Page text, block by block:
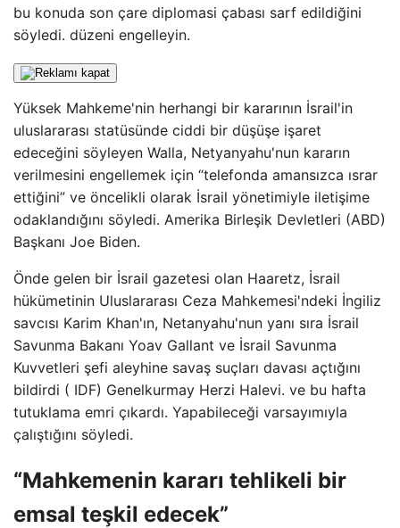
bu konuda son çare diplomasi çabası sarf edildiğini
söyledi. düzeni engelleyin.
Yüksek Mahkeme'nin herhangi bir kararının İsrail'in
uluslararası statüsünde ciddi bir düşüşe işaret
edeceğini söyleyen Walla, Netyanyahu'nun kararın
verilmesini engellemek için “telefonda amansızca ısrar
ettiğini” ve öncelikli olarak İsrail yönetimiyle iletişime
odaklandığını söyledi. Amerika Birleşik Devletleri (ABD)
Başkanı Joe Biden.
Önde gelen bir İsrail gazetesi olan Haaretz, İsrail
hükümetinin Uluslararası Ceza Mahkemesi'ndeki İngiliz
savcısı Karim Khan'ın, Netanyahu'nun yanı sıra İsrail
Savunma Bakanı Yoav Gallant ve İsrail Savunma
Kuvvetleri şefi aleyhine savaş suçları davası açtığını
bildirdi ( IDF) Genelkurmay Herzi Halevi. ve bu hafta
tutuklama emri çıkardı. Yapabileceği varsayımıyla
çalıştığını söyledi.
“Mahkemenin kararı tehlikeli bir
emsal teşkil edecek”